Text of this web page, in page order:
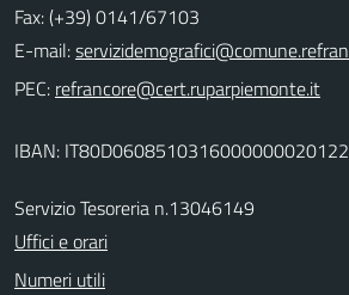
Fax: (+39) 0141/67103
E-mail:
PEC:
IBAN: IT80D0608510316000000020122
Servizio Tesoreria n.13046149
Uffici e orari
Numeri utili